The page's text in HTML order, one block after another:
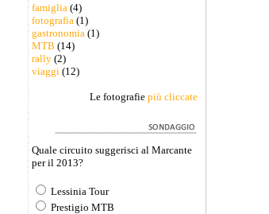
famiglia (4)
fotografia (1)
gastronomia (1)
MTB (14)
rally(2)
viaggi (12)
Le fotografie più cliccate
Quale circuito suggerisci al Marcante
per il 2013?
Lessinia Tour
Prestigio MTB